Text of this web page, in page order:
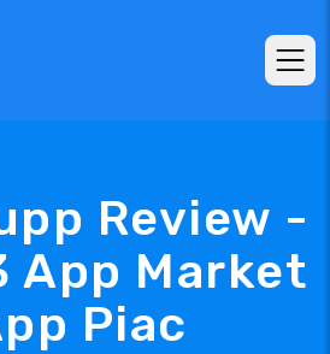
Review -
App Market
Piac